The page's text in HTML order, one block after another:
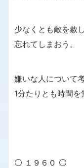
少なくとも敵を赦し
忘れてしまおう。
嫌いな人について
1分たりとも時間を
⚪ １９６０ ⚪